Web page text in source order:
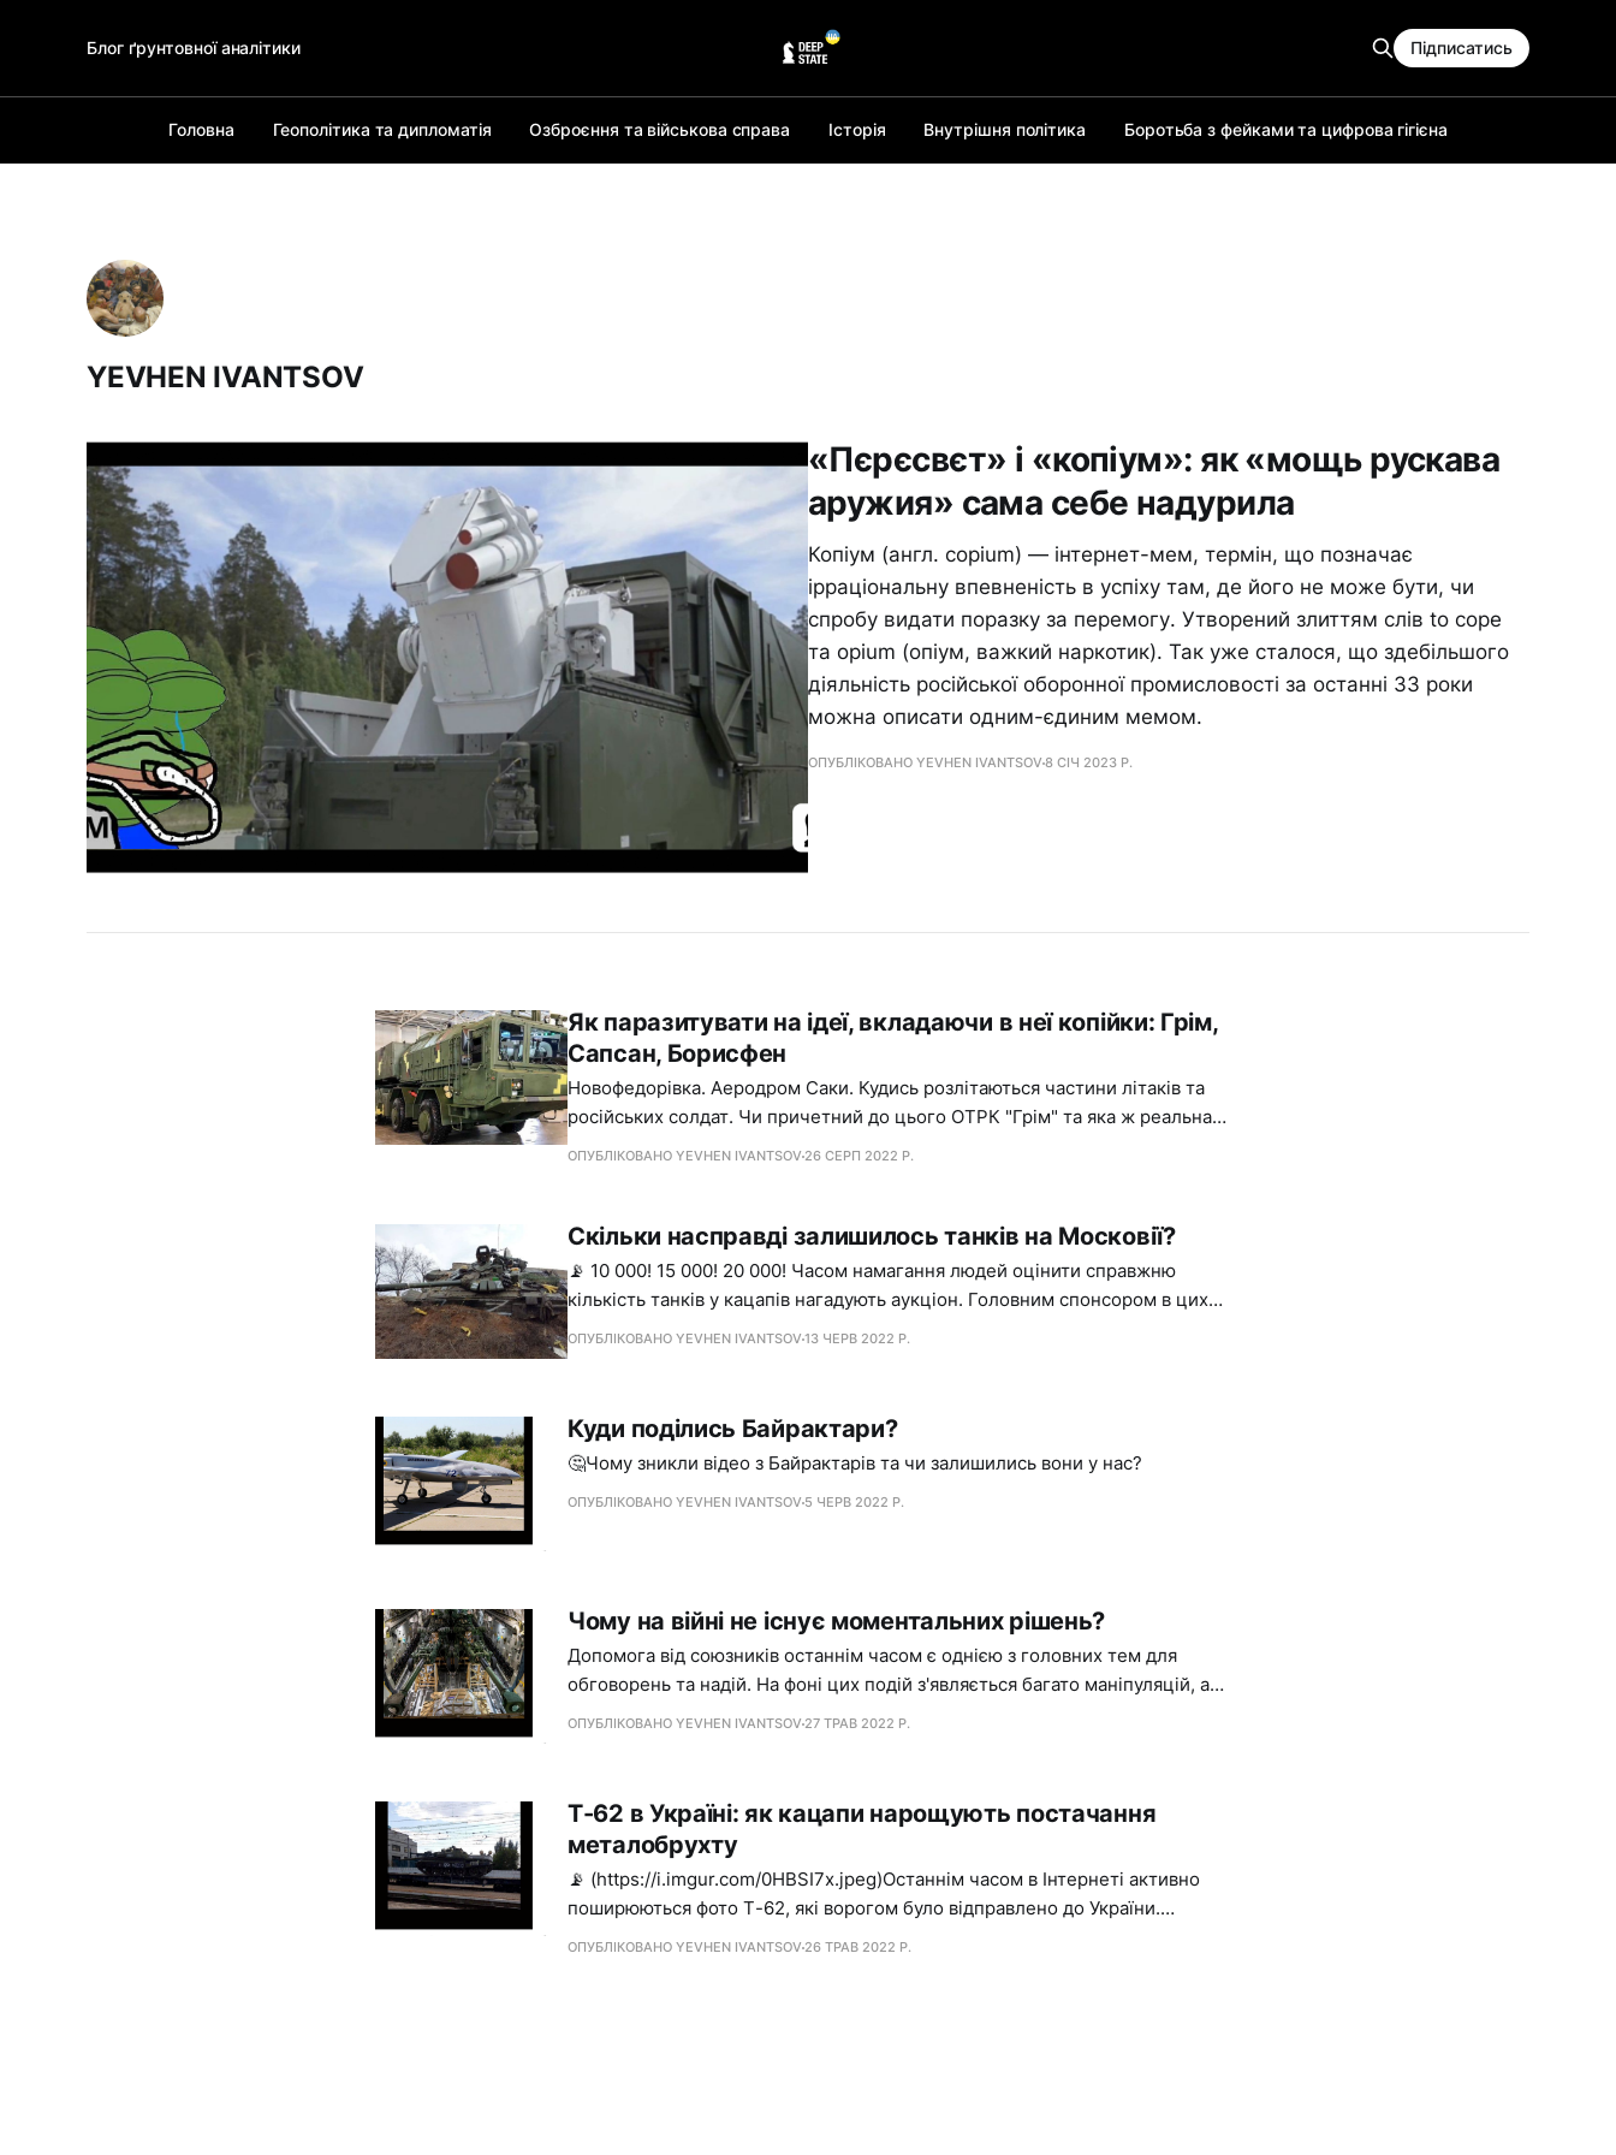
Блог ґрунтовної аналітики
Головна Геополітика та дипломатія Озброєння та військова справа Історія Внутрішня політика Боротьба з фейками та цифрова гігієна
Підписатись
YEVHEN IVANTSOV
«Пєрєсвєт» і «копіум»: як «мощь рускава
аружия» сама себе надурила
Копіум (англ. copium) — інтернет-мем, термін, що позначає
ірраціональну впевненість в успіху там, де його не може бути, чи
спробу видати поразку за перемогу. Утворений злиттям слів to cope
та opium (опіум, важкий наркотик). Так уже сталося, що здебільшого
діяльність російської оборонної промисловості за останні 33 роки
можна описати одним-єдиним мемом.
ОПУБЛІКОВАНО YEVHEN IVANTSOV8 СІЧ 2023 Р.
Як паразитувати на ідеї, вкладаючи в неї копійки: Грім,
Сапсан, Борисфен
Новофедорівка. Аеродром Саки. Кудись розлітаються частини літаків та
російських солдат. Чи причетний до цього ОТРК "Грім" та яка ж реальна
історія одного з найбільших довгобудів України?
ОПУБЛІКОВАНО YEVHEN IVANTSOV 26 СЕРП 2022 Р.
Скільки насправді залишилось танків на Московії?
📡 10 000! 15 000! 20 000! Часом намагання людей оцінити справжню
кількість танків у кацапів нагадують аукціон. Головним спонсором в цих
іграх звісно ж виступає Вікіпедія з її даними, які, вочевидь, знаходяться
ОПУБЛІКОВАНО YEVHEN IVANTSOV13 ЧЕРВ 2022 Р.
Куди поділись Байрактари?
🤔Чому зникли відео з Байрактарів та чи залишились вони у нас?
ОПУБЛІКОВАНО YEVHEN IVANTSOV 5 ЧЕРВ 2022 Р.
Чому на війні не існує моментальних рішень?
Допомога від союзників останнім часом є однією з головних тем для
обговорень та надій. На фоні цих подій з'являється багато маніпуляцій, а
громадяни починають вважати іноземною зброю кнопкою "перемога".
ОПУБЛІКОВАНО YEVHEN IVANTSOV 27 ТРАВ 2022 Р.
Т-62 в Україні: як кацапи нарощують постачання
металобрухту
📡 (https://i.imgur.com/0HBSI7x.jpeg)Останнім часом в Інтернеті активно
поширюються фото Т-62, які ворогом було відправлено до України.
Відповідно до резонансу цієї новини формується багато міфів, ідей та
ОПУБЛІКОВАНО YEVHEN IVANTSOV 26 ТРАВ 2022 Р.